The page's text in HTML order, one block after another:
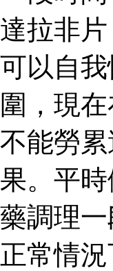
達拉非
可以自
圍，現
不能勞
果。平
藥調理
正常情